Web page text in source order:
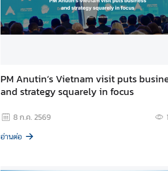
PM Anutin’s Vietnam visit puts
and strategy squarely in focus
8 ก.ค. 2569
อ่านต่อ